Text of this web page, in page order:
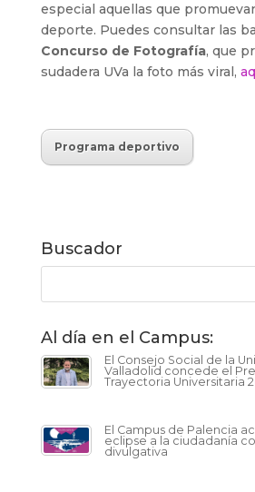
especial aquellas que
deporte. Puedes consultar las
Concurso de Fotografía, que
sudadera UVa la foto más viral,
Programa deportivo
Buscador
Al día en el Campus:
El Consejo Social de la
Valladolid concede el
Trayectoria Universitaria
El Campus de Palencia
eclipse a la ciudadanía
divulgativa